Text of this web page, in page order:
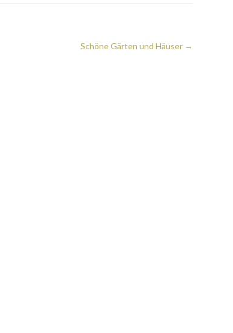
Schöne Gärten und Häuser →